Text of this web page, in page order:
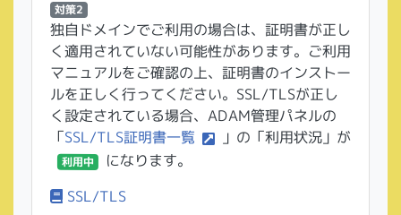
対策2
独自ドメインでご利用の場合は、証明書が正し
く適用されていない可能性があります。ご利用
マニュアルをご確認の上、証明書のインストー
ルを正しく行ってください。SSL/TLSが正し
く設定されている場合、ADAM管理パネルの
「SSL/TLS証明書一覧 」の「利用状況」が
利用中 になります。
SSL/TLS